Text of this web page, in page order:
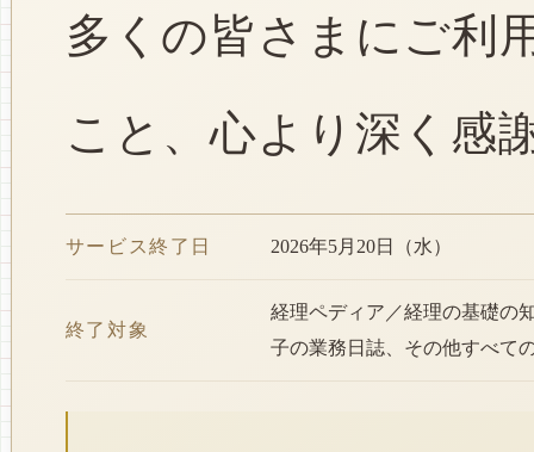
多くの皆さまにご利
こと、心より深く感
サービス終了日 2026年5月20日（水）
終了対象
経理ペディア／経理の基礎の
子の業務日誌、その他すべて